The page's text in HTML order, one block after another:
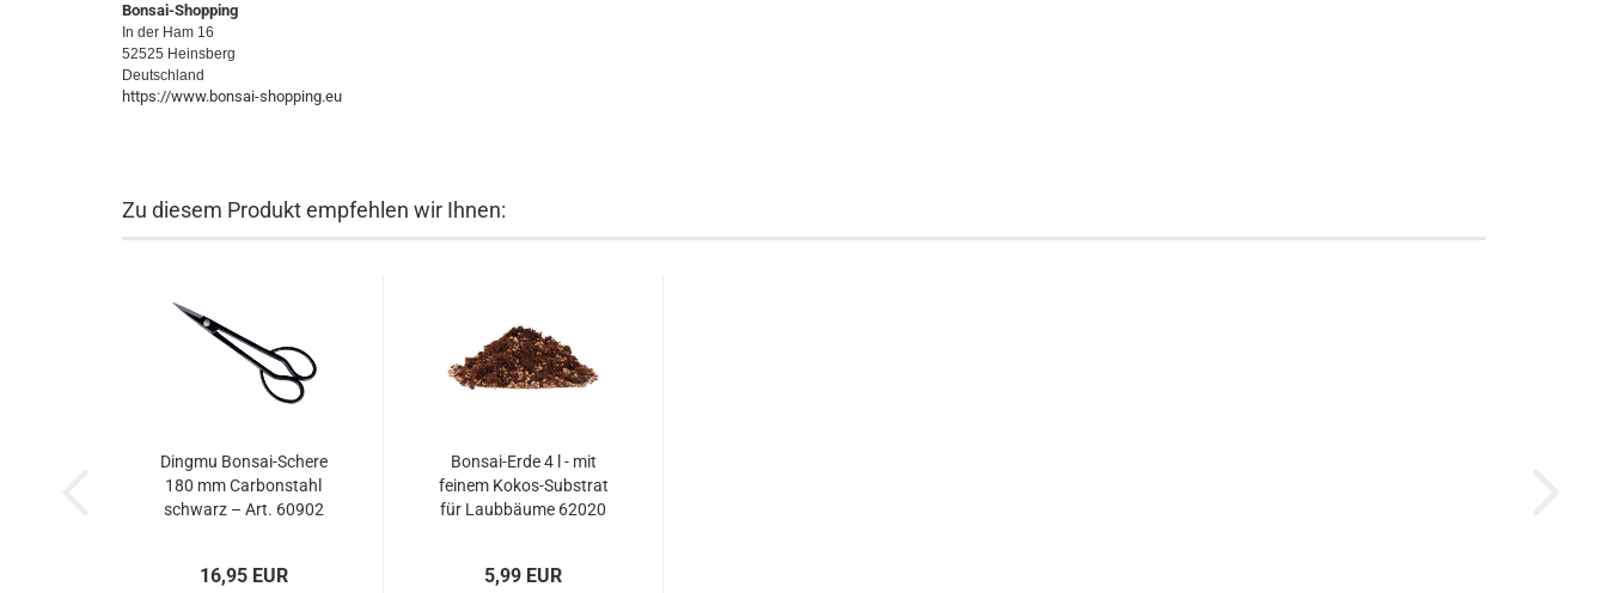
Bonsai-Shopping
In der Ham 16
52525 Heinsberg
Deutschland
https://www.bonsai-shopping.eu
Zu diesem Produkt empfehlen wir Ihnen:
Dingmu Bonsai-Schere
180 mm Carbonstahl
schwarz – Art. 60902
16,95 EUR
Bonsai-Erde 4 l - mit
feinem Kokos-Substrat
für Laubbäume 62020
5,99 EUR